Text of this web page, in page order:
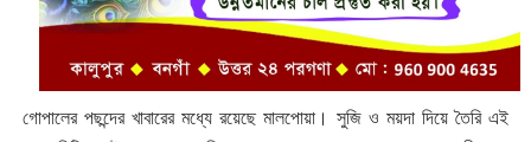
গোপালের পছন্দের খাবারের মধ্যে রয়েছে মালপোয়া। সুজি ও ময়দা দিয়ে তৈরি এই